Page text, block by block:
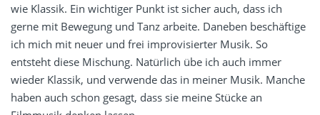
wie Klassik. Ein wichtiger Punkt ist sicher auch, dass ich
gerne mit Bewegung und Tanz arbeite. Daneben beschäftige
ich mich mit neuer und frei improvisierter Musik. So
entsteht diese Mischung. Natürlich übe ich auch immer
wieder Klassik, und verwende das in meiner Musik. Manche
haben auch schon gesagt, dass sie meine Stücke an